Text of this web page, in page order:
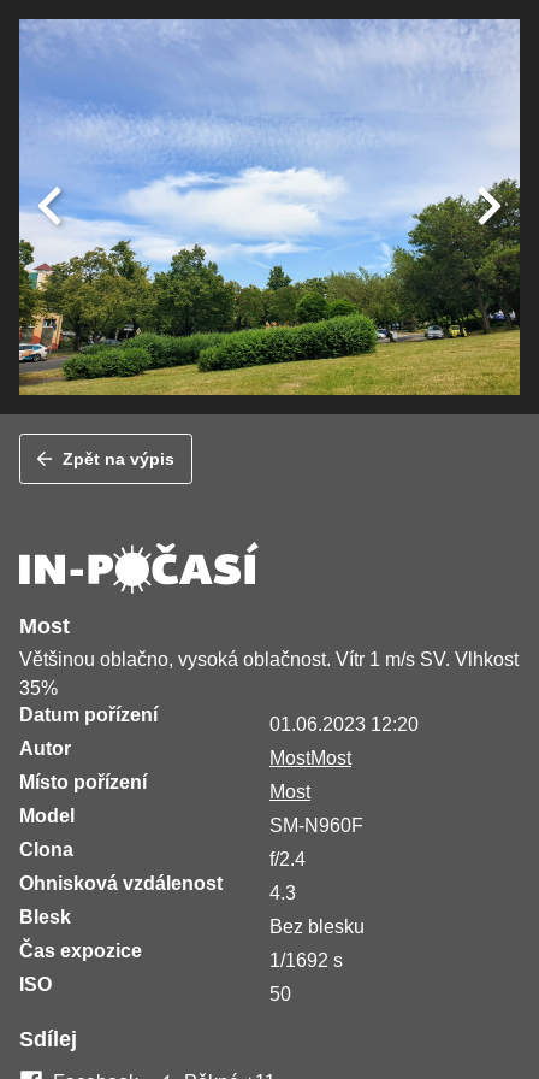
Zpět na výpis
Most
Většinou oblačno, vysoká oblačnost. Vítr 1 m/s SV. Vlhkost
35%
Datum pořízení
01.06.2023 12:20
Autor
MostMost
Místo pořízení
Most
Model
SM-N960F
Clona
f/2.4
Ohnisková vzdálenost
4.3
Blesk
Bez blesku
Čas expozice
1/1692 s
ISO
50
Sdílej